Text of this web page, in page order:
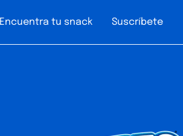
Encuentra tu snack Suscríbete